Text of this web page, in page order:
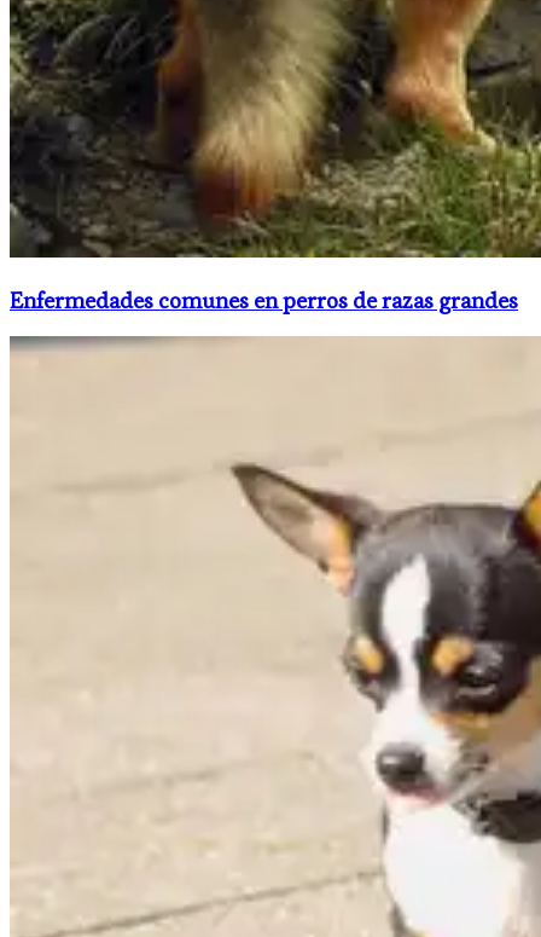
Enfermedades comunes en perros de razas grandes